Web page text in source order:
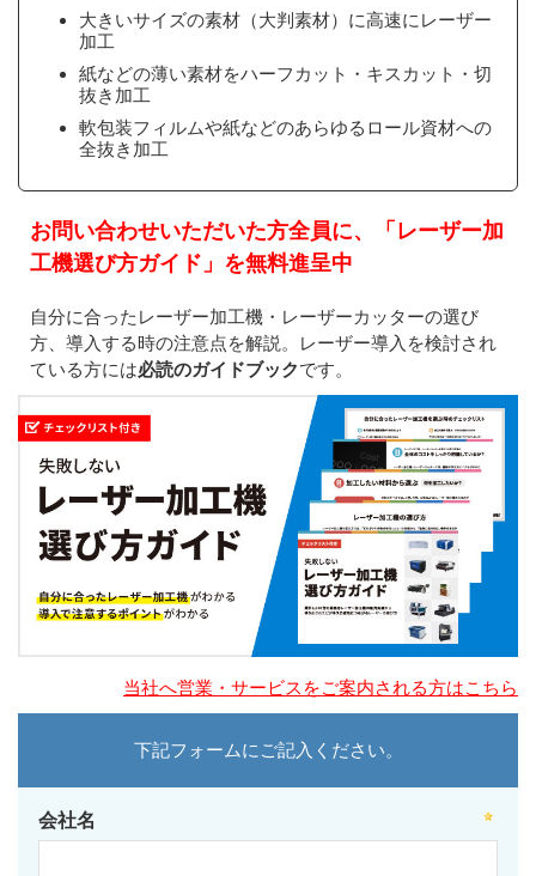
大きいサイズの素材（大判素材）に高速にレーザー
加工
紙などの薄い素材をハーフカット・キスカット・切
抜き加工
軟包装フィルムや紙などのあらゆるロール資材への
全抜き加工
お問い合わせいただいた方全員に、「レーザー加
工機選び方ガイド」を無料進呈中
自分に合ったレーザー加工機・レーザーカッターの選び
方、導入する時の注意点を解説。レーザー導入を検討され
ている方には必読のガイドブックです。
当社へ営業・サービスをご案内される方はこちら
下記フォームにご記入ください。
会社名